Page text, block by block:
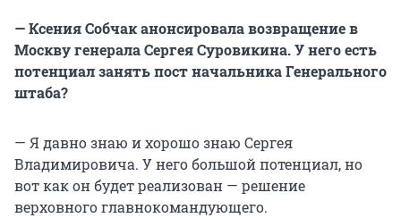
— Ксения Собчак анонсировала возвращение в
Москву генерала Сергея Суровикина. У него есть
потенциал занять пост начальника Генерального
штаба?
— Я давно знаю и хорошо знаю Сергея
Владимировича. У него большой потенциал, но
вот как он будет реализован — решение
верховного главнокомандующего.